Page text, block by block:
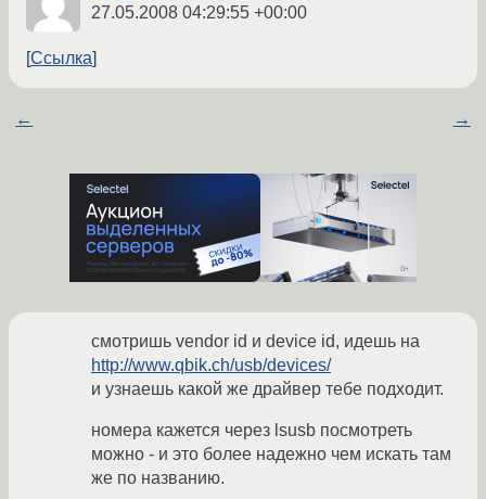
27.05.2008 04:29:55 +00:00
Ссылка
← →
смотришь vendor id и device id, идешь на
http://www.qbik.ch/usb/devices/
и узнаешь какой же драйвер тебе подходит.
номера кажется через lsusb посмотреть
можно - и это более надежно чем искать там
же по названию.